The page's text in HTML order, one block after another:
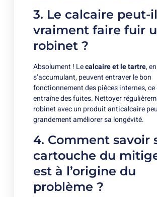
3. Le calcaire peut-il
vraiment faire fuir
robinet ?
Absolument ! Lecalcaire et le tartre, en
s’accumulant, peuvent entraver le bon
fonctionnement des pièces internes, ce
entraîne des fuites. Nettoyer
robinet avec un produit anticalcaire
grandement améliorer sa longévité.
4. Comment savoir
cartouche du
est à l’origine du
problème ?